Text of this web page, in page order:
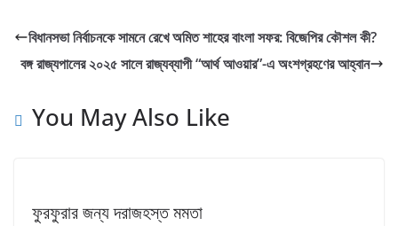
বিধানসভা নির্বাচনকে সামনে রেখে অমিত শাহের বাংলা সফর: বিজেপির কৌশল কী?
বঙ্গ রাজ্যপালের ২০২৫ সালে রাজ্যব্যাপী “আর্থ আওয়ার”-এ অংশগ্রহণের আহ্বান
You May Also Like
ফুরফুরার জন্য দরাজহস্ত মমতা